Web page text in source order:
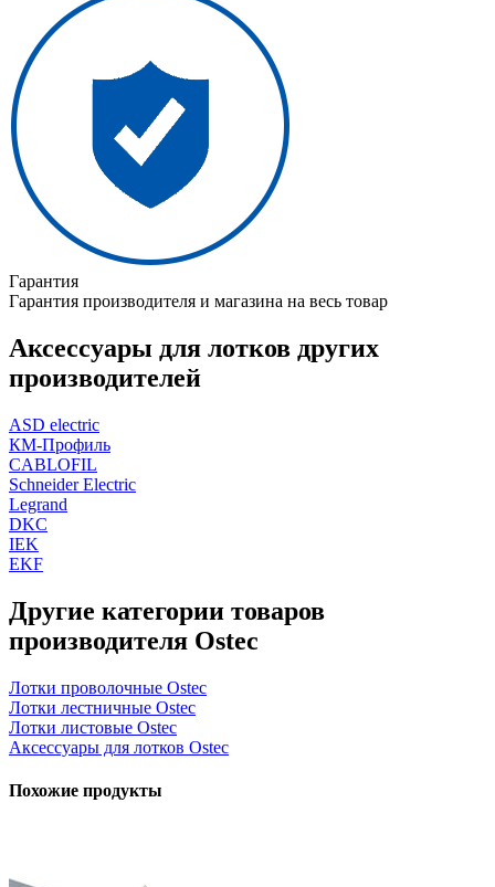
Гарантия
Гарантия производителя и магазина на весь товар
Аксессуары для лотков других
производителей
ASD electric
КМ-Профиль
CABLOFIL
Schneider Electric
Legrand
DKC
IEK
EKF
Другие категории товаров
производителя Ostec
Лотки проволочные Ostec
Лотки лестничные Ostec
Лотки листовые Ostec
Аксессуары для лотков Ostec
Похожие продукты